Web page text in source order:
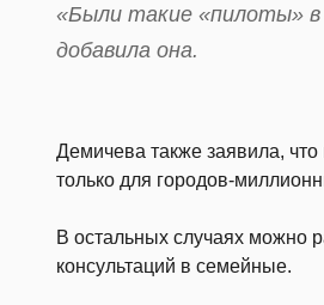
«Были такие «пилоты» в
добавила она.
Демичева также заявила,
только для городов-
В остальных случаях можно
консультаций в семейные.